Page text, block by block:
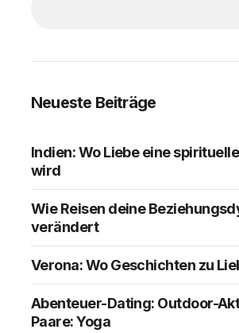
Neueste Beiträge
Indien: Wo Liebe eine
wird
Wie Reisen deine
verändert
Verona: Wo Geschichten zu
Abenteuer-Dating: Outdoor-
Paare: Yoga